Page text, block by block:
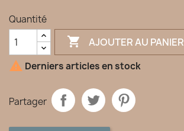
Quantité
 AJOUTER AU PANIER
 Derniers articles en stock
Partager